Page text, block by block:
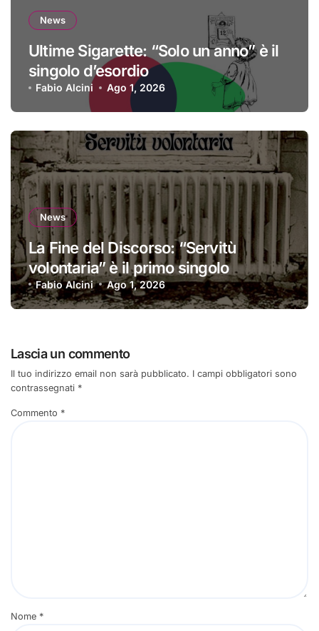
News
Ultime Sigarette: “Solo un anno” è il
singolo d’esordio
Fabio Alcini Ago 1, 2026
News
La Fine del Discorso: “Servitù
volontaria” è il primo singolo
Fabio Alcini Ago 1, 2026
Lascia un commento
Il tuo indirizzo email non sarà pubblicato. I campi obbligatori sono
contrassegnati *
Commento *
Nome *